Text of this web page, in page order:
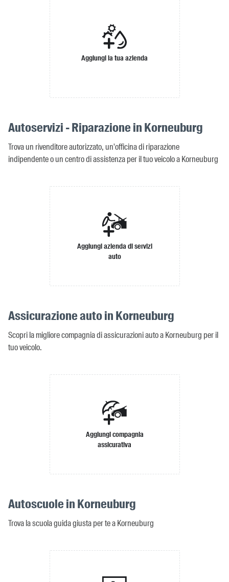
Aggiungi la tua azienda
Autoservizi - Riparazione in Korneuburg
Trova un rivenditore autorizzato, un'officina di riparazione
indipendente o un centro di assistenza per il tuo veicolo a Korneuburg
Aggiungi azienda di servizi
auto
Assicurazione auto in Korneuburg
Scopri la migliore compagnia di assicurazioni auto a Korneuburg per il
tuo veicolo.
Aggiungi compagnia
assicurativa
Autoscuole in Korneuburg
Trova la scuola guida giusta per te a Korneuburg